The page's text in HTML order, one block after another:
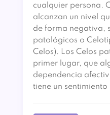
cualquier persona.
alcanzan un nivel
de forma negativa,
patológicos o
Celos). Los Celos
primer lugar, que
dependencia
tiene un sentimiento